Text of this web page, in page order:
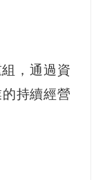
，通過資
持續經營